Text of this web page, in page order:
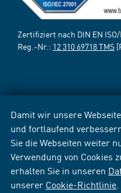
Damit wir unsere
und fortlaufend
Sie die Webseiten weiter
Verwendung von Cookies
erhalten Sie in unseren
unserer Cookie-Richtlinie
Zertifiziert nach DIN EN
Reg.-Nr.: 12 310 69718 TMS